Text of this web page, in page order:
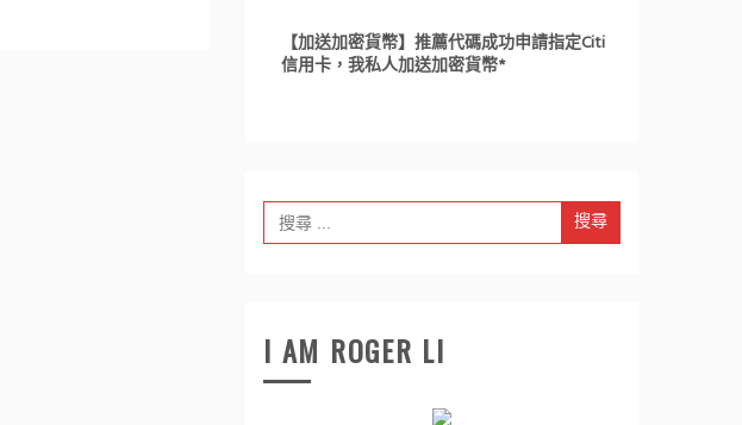
【加送加密貨幣】推薦代碼成功申請指定Citi
信用卡，我私人加送加密貨幣*
Search
for:
I AM ROGER LI